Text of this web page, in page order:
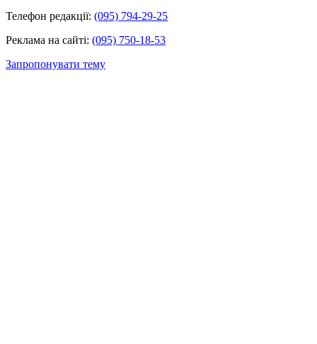
Телефон редакції: (095) 794-29-25
Реклама на сайті: (095) 750-18-53
Запропонувати тему